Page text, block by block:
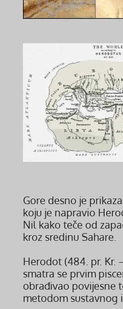
Gore desno je
koju je napravio
Nil kako teče od
kroz sredinu Sahare.
Herodot (484. pr. Kr.
smatra se prvim
obrađivao povijesne
metodom sustavnog